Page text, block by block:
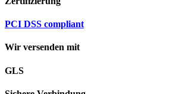
PCI DSS compliant
Wir versenden mit
GLS